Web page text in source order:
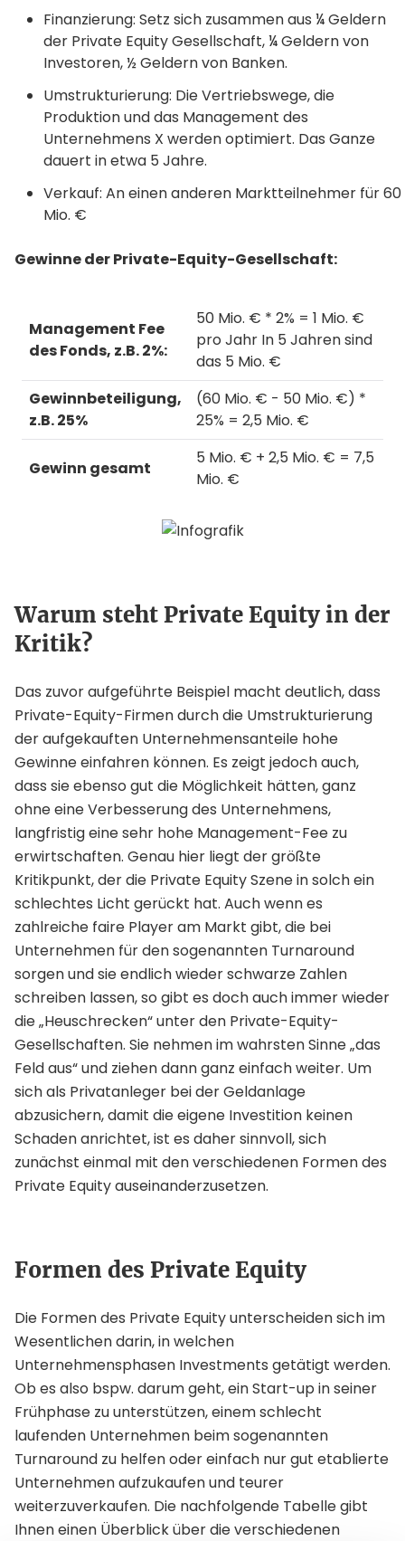
Finanzierung: Setz sich zusammen aus ¼ Geldern
der Private Equity Gesellschaft, ¼ Geldern von
Investoren, ½ Geldern von Banken.
Umstrukturierung: Die Vertriebswege, die
Produktion und das Management des
Unternehmens X werden optimiert. Das Ganze
dauert in etwa 5 Jahre.
Verkauf: An einen anderen Marktteilnehmer für 60
Mio. €
Gewinne der Private-Equity-Gesellschaft:
Management Fee
des Fonds, z.B. 2%:
50 Mio. € * 2% = 1 Mio. €
pro Jahr In 5 Jahren sind
das 5 Mio. €
Gewinnbeteiligung,
z.B. 25%
(60 Mio. € - 50 Mio. €) *
25% = 2,5 Mio. €
Gewinn gesamt
5 Mio. € + 2,5 Mio. € = 7,5
Mio. €
Warum steht Private Equity in der
Kritik?
Das zuvor aufgeführte Beispiel macht deutlich, dass
Private-Equity-Firmen durch die Umstrukturierung
der aufgekauften Unternehmensanteile hohe
Gewinne einfahren können. Es zeigt jedoch auch,
dass sie ebenso gut die Möglichkeit hätten, ganz
ohne eine Verbesserung des Unternehmens,
langfristig eine sehr hohe Management-Fee zu
erwirtschaften. Genau hier liegt der größte
Kritikpunkt, der die Private Equity Szene in solch ein
schlechtes Licht gerückt hat. Auch wenn es
zahlreiche faire Player am Markt gibt, die bei
Unternehmen für den sogenannten Turnaround
sorgen und sie endlich wieder schwarze Zahlen
schreiben lassen, so gibt es doch auch immer wieder
die „Heuschrecken“ unter den Private-Equity-
Gesellschaften. Sie nehmen im wahrsten Sinne „das
Feld aus“ und ziehen dann ganz einfach weiter. Um
sich als Privatanleger bei der Geldanlage
abzusichern, damit die eigene Investition keinen
Schaden anrichtet, ist es daher sinnvoll, sich
zunächst einmal mit den verschiedenen Formen des
Private Equity auseinanderzusetzen.
Formen des Private Equity
Die Formen des Private Equity unterscheiden sich im
Wesentlichen darin, in welchen
Unternehmensphasen Investments getätigt werden.
Ob es also bspw. darum geht, ein Start-up in seiner
Frühphase zu unterstützen, einem schlecht
laufenden Unternehmen beim sogenannten
Turnaround zu helfen oder einfach nur gut etablierte
Unternehmen aufzukaufen und teurer
weiterzuverkaufen. Die nachfolgende Tabelle gibt
Ihnen einen Überblick über die verschiedenen